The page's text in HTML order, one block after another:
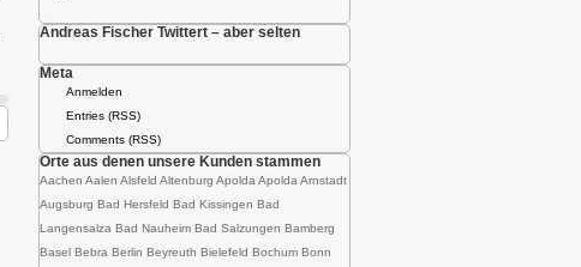
Andreas Fischer Twittert – aber selten
Meta
Anmelden
Entries (RSS)
Comments (RSS)
Orte aus denen unsere Kunden stammen
Aachen Aalen Alsfeld Altenburg Apolda Apolda Arnstadt
Augsburg Bad Hersfeld Bad Kissingen Bad
Langensalza Bad Nauheim Bad Salzungen Bamberg
Basel Bebra Berlin Beyreuth Bielefeld Bochum Bonn